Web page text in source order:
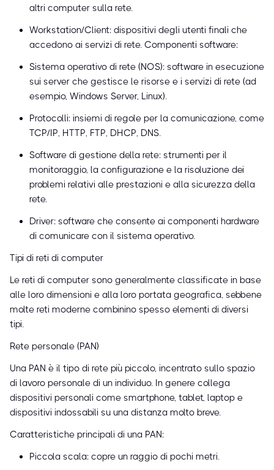
altri computer sulla rete.
Workstation/Client: dispositivi degli utenti finali che
accedono ai servizi di rete. Componenti software:
Sistema operativo di rete (NOS): software in esecuzione
sui server che gestisce le risorse e i servizi di rete (ad
esempio, Windows Server, Linux).
Protocolli: insiemi di regole per la comunicazione, come
TCP/IP, HTTP, FTP, DHCP, DNS.
Software di gestione della rete: strumenti per il
monitoraggio, la configurazione e la risoluzione dei
problemi relativi alle prestazioni e alla sicurezza della
rete.
Driver: software che consente ai componenti hardware
di comunicare con il sistema operativo.
Tipi di reti di computer
Le reti di computer sono generalmente classificate in base
alle loro dimensioni e alla loro portata geografica, sebbene
molte reti moderne combinino spesso elementi di diversi
tipi.
Rete personale (PAN)
Una PAN è il tipo di rete più piccolo, incentrato sullo spazio
di lavoro personale di un individuo. In genere collega
dispositivi personali come smartphone, tablet, laptop e
dispositivi indossabili su una distanza molto breve.
Caratteristiche principali di una PAN:
Piccola scala: copre un raggio di pochi metri.